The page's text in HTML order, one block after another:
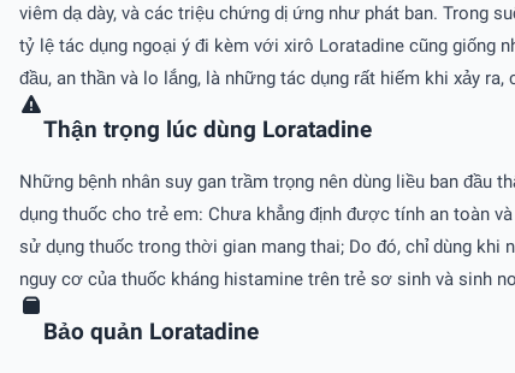
viêm dạ dày, và các triệu chứng dị ứng như phát ban. Trong
tỷ lệ tác dụng ngoại ý đi kèm với xirô Loratadine cũng giống
đầu, an thần và lo lắng, là những tác dụng rất hiếm khi xảy
Thận trọng lúc dùng Loratadine
Những bệnh nhân suy gan trầm trọng nên dùng liều ban đầu
dụng thuốc cho trẻ em: Chưa khẳng định được tính an toàn
sử dụng thuốc trong thời gian mang thai; Do đó, chỉ dùng
nguy cơ của thuốc kháng histamine trên trẻ sơ sinh và sinh
Bảo quản Loratadine